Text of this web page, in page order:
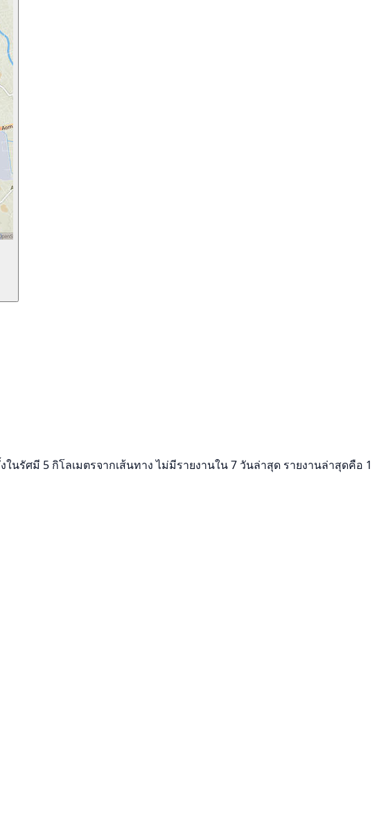
รัศมี 5 กิโลเมตรจากเส้นทาง ไม่มีรายงานใน 7 วันล่าสุด รายงานล่าสุดคือ 1